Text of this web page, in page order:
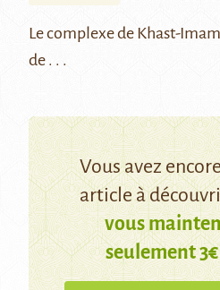
Le complexe de Khast-
de . . .
Vous avez
article à
vous
seulement